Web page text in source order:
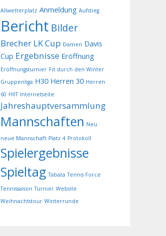
Allwetterplatz Anmeldung Aufstieg
Bericht Bilder
Brecher LK Cup Damen Davis
Cup Ergebnisse Eröffnung
Eröffnungsturnier Fit durch den Winter
Gruppenliga H30 Herren 30 Herren
60 HIIT Internetseite
Jahreshauptversammlung
Mannschaften Neu
neue Mannschaft Platz 4 Protokoll
Spielergebnisse
Spieltag Tabata Tennis Force
Tennissaison Turnier Website
Weihnachtstour Winterrunde